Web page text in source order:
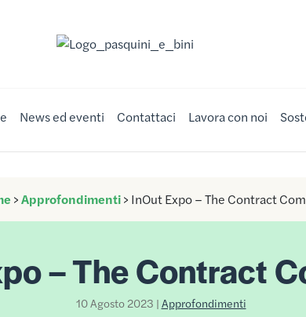
Nuova Pasquini & Bini
News ed eventi Contattaci Lavora con noi
>Approfondimenti> InOut Expo – The Contract
– The Contract
10 Agosto 2023 | Approfondimenti